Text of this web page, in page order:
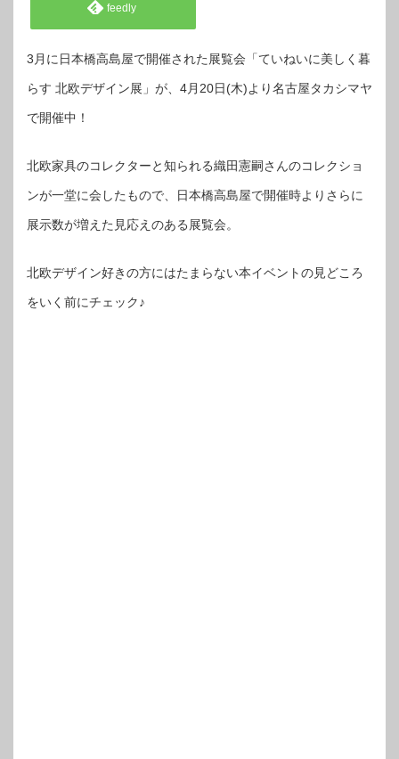
feedly
3月に日本橋高島屋で開催された展覧会「ていねいに美しく暮
らす 北欧デザイン展」が、4月20日(木)より名古屋タカシマヤ
で開催中！
北欧家具のコレクターと知られる織田憲嗣さんのコレクショ
ンが一堂に会したもので、日本橋高島屋で開催時よりさらに
展示数が増えた見応えのある展覧会。
北欧デザイン好きの方にはたまらない本イベントの見どころ
をいく前にチェック♪